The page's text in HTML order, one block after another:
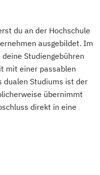
du an der Hochschule
ausgebildet. Im
Studiengebühren
mit einer passablen
dualen Studiums ist der
übernimmt
direkt in eine